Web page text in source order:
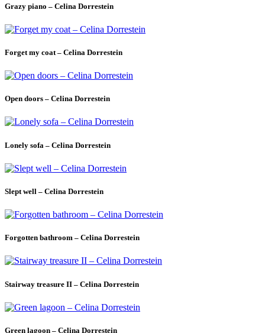
Grazy piano – Celina Dorrestein
Forget my coat – Celina Dorrestein
Open doors – Celina Dorrestein
Lonely sofa – Celina Dorrestein
Slept well – Celina Dorrestein
Forgotten bathroom – Celina Dorrestein
Stairway treasure II – Celina Dorrestein
Green lagoon – Celina Dorrestein